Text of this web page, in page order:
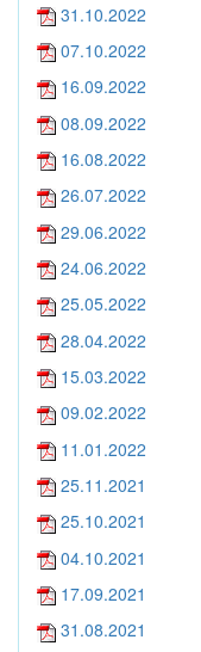
31.10.2022
07.10.2022
16.09.2022
08.09.2022
16.08.2022
26.07.2022
29.06.2022
24.06.2022
25.05.2022
28.04.2022
15.03.2022
09.02.2022
11.01.2022
25.11.2021
25.10.2021
04.10.2021
17.09.2021
31.08.2021